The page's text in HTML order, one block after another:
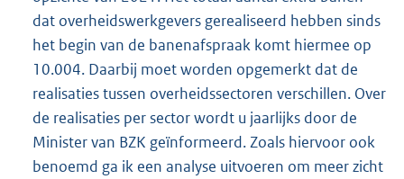
dat overheidswerkgevers gerealiseerd hebben sinds
het begin van de banenafspraak komt hiermee op
10.004. Daarbij moet worden opgemerkt dat de
realisaties tussen overheidssectoren verschillen. Over
de realisaties per sector wordt u jaarlijks door de
Minister van BZK geïnformeerd. Zoals hiervoor ook
benoemd ga ik een analyse uitvoeren om meer zicht